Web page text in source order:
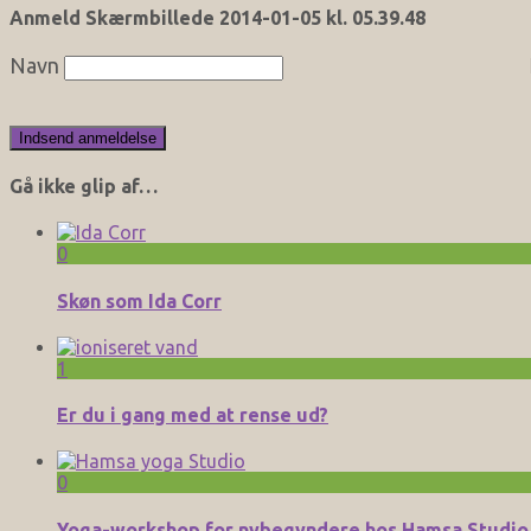
Anmeld Skærmbillede 2014-01-05 kl. 05.39.48
Navn
Gå ikke glip af…
0
Skøn som Ida Corr
1
Er du i gang med at rense ud?
0